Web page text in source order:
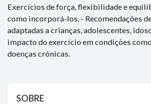
Exercícios de força, flexibilidade e
como incorporá-los. - Recomendações
adaptadas a crianças, adolescentes,
impacto do exercício em condições
doenças crónicas.
SOBRE